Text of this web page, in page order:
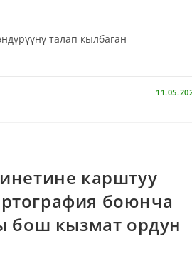
талап кылбаган
карштуу
боюнча
бош кызмат ордун